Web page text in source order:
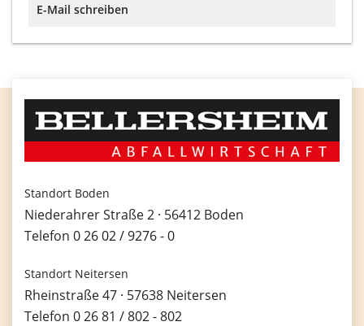
E-Mail schreiben
Standort Boden
Niederahrer Straße 2 · 56412 Boden
Telefon 0 26 02 / 9276 - 0
Standort Neitersen
Rheinstraße 47 · 57638 Neitersen
Telefon 0 26 81 / 802 - 802